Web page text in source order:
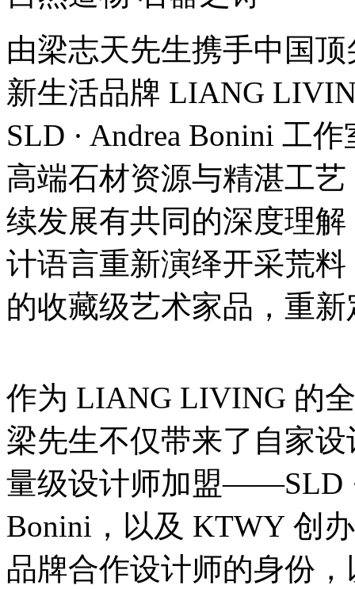
由梁志天先生携手中国
新生活品牌 LIANG
SLD · Andrea Bonini 工
高端石材资源与精湛工
续发展有共同的深度理
计语言重新演绎开采荒
的收藏级艺术家品，重
作为 LIANG LIVING 的
梁先生不仅带来了自家
量级设计师加盟——SLD
Bonini，以及 KTWY 创
品牌合作设计师的身份